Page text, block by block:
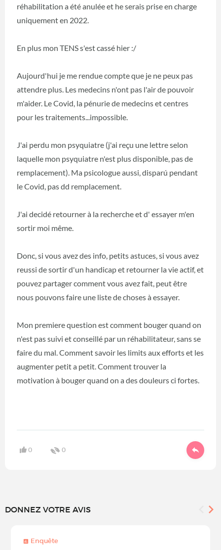
réhabilitation a été anulée et he serais prise en charge
uniquement en 2022.
En plus mon TENS s'est cassé hier :/
Aujourd'hui je me rendue compte que je ne peux pas
attendre plus. Les medecins n'ont pas l'air de pouvoir
m'aider. Le Covid, la pénurie de medecins et centres
pour les traitements...impossible.
J'ai perdu mon psyquiatre (j'ai reçu une lettre selon
laquelle mon psyquiatre n'est plus disponible, pas de
remplacement). Ma psicologue aussi, disparú pendant
le Covid, pas dd remplacement.
J'ai decidé retourner à la recherche et d' essayer m'en
sortir moi même.
Donc, si vous avez des info, petits astuces, si vous avez
reussi de sortir d'un handicap et retourner la vie actif, et
pouvez partager comment vous avez fait, peut être
nous pouvons faire une liste de choses à essayer.
Mon premiere question est comment bouger quand on
n'est pas suivi et conseillé par un réhabilitateur, sans se
faire du mal. Comment savoir les limits aux efforts et les
augmenter petit a petit. Comment trouver la
motivation à bouger quand on a des douleurs ci fortes.
0 0
DONNEZ VOTRE AVIS
Enquête